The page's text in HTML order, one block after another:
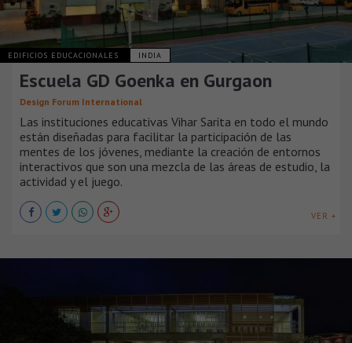
EDIFICIOS EDUCACIONALES INDIA
Escuela GD Goenka en Gurgaon
Design Forum International
Las instituciones educativas Vihar Sarita en todo el mundo
están diseñadas para facilitar la participación de las
mentes de los jóvenes, mediante la creación de entornos
interactivos que son una mezcla de las áreas de estudio, la
actividad y el juego.
VER +